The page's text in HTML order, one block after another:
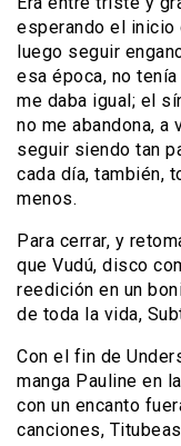
esperando el inicio
luego seguir
esa época, no
me daba igual; el
no me abandona,
seguir siendo tan
cada día, también,
menos.
Para cerrar, y
que Vudú, disco
reedición en un
de toda la vida,
Con el fin de
manga Pauline en
con un encanto
canciones,